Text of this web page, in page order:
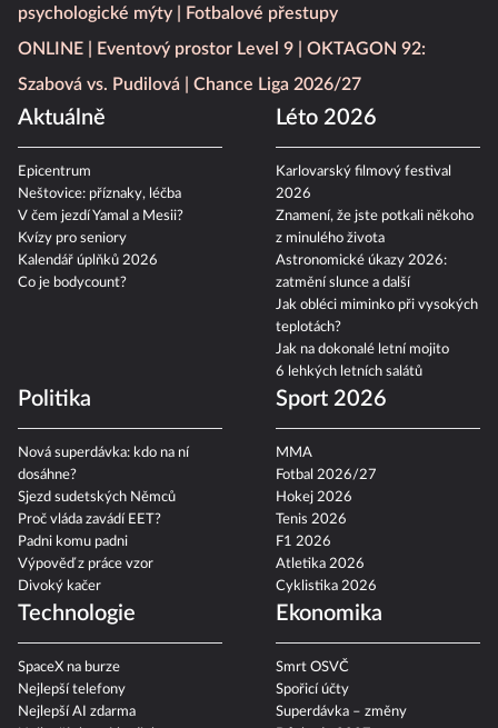
psychologické mýty
Fotbalové přestupy
ONLINE
Eventový prostor Level 9
OKTAGON 92:
Szabová vs. Pudilová
Chance Liga 2026/27
Aktuálně
Epicentrum
Neštovice: příznaky, léčba
V čem jezdí Yamal a Mesii?
Kvízy pro seniory
Kalendář úplňků 2026
Co je bodycount?
Léto 2026
Karlovarský filmový festival
2026
Znamení, že jste potkali někoho
z minulého života
Astronomické úkazy 2026:
zatmění slunce a další
Jak obléci miminko při vysokých
teplotách?
Jak na dokonalé letní mojito
6 lehkých letních salátů
Politika
Nová superdávka: kdo na ní
dosáhne?
Sjezd sudetských Němců
Proč vláda zavádí EET?
Padni komu padni
Výpověď z práce vzor
Divoký kačer
Sport 2026
MMA
Fotbal 2026/27
Hokej 2026
Tenis 2026
F1 2026
Atletika 2026
Cyklistika 2026
Technologie
SpaceX na burze
Nejlepší telefony
Nejlepší AI zdarma
Ekonomika
Smrt OSVČ
Spořicí účty
Superdávka – změny